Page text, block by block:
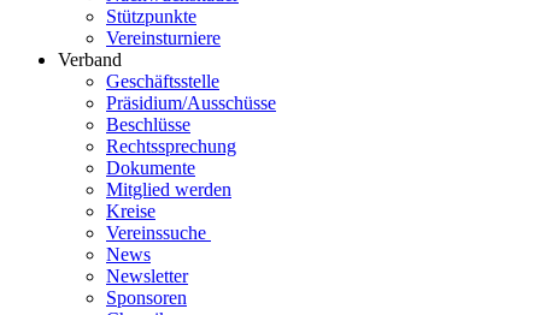
Stützpunkte
Vereinsturniere
Verband
Geschäftsstelle
Präsidium/Ausschüsse
Beschlüsse
Rechtssprechung
Dokumente
Mitglied werden
Kreise
Vereinssuche
News
Newsletter
Sponsoren